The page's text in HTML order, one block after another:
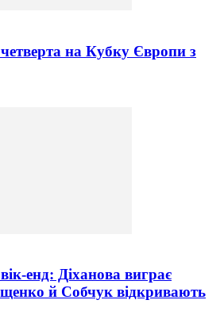
на Кубку Європи з
енд: Діханова виграє
й Собчук відкривають